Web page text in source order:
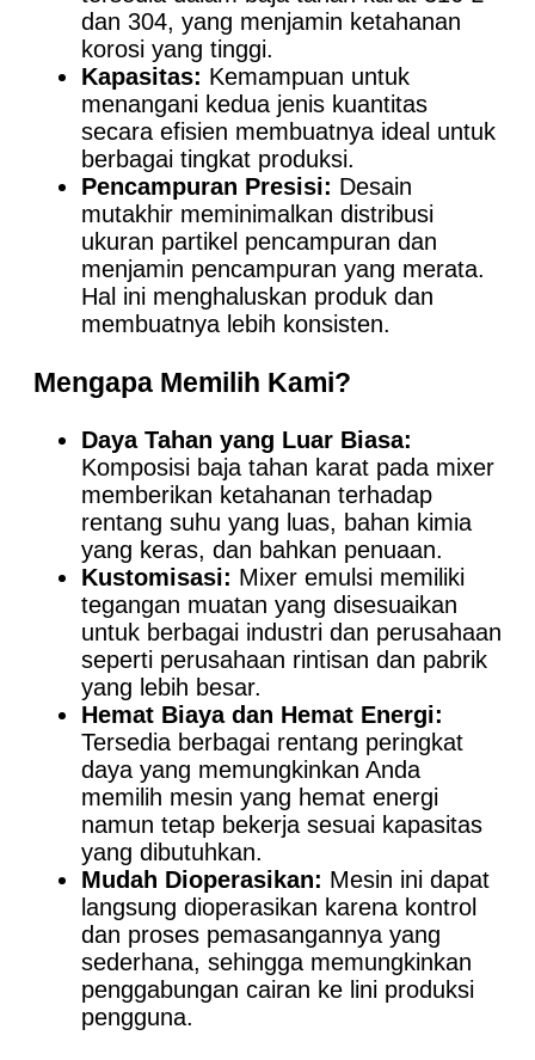
dan 304, yang menjamin ketahanan
korosi yang tinggi.
Kapasitas: Kemampuan untuk
menangani kedua jenis kuantitas
secara efisien membuatnya ideal untuk
berbagai tingkat produksi.
Pencampuran Presisi: Desain
mutakhir meminimalkan distribusi
ukuran partikel pencampuran dan
menjamin pencampuran yang merata.
Hal ini menghaluskan produk dan
membuatnya lebih konsisten.
Mengapa Memilih Kami?
Daya Tahan yang Luar Biasa:
Komposisi baja tahan karat pada mixer
memberikan ketahanan terhadap
rentang suhu yang luas, bahan kimia
yang keras, dan bahkan penuaan.
Kustomisasi: Mixer emulsi memiliki
tegangan muatan yang disesuaikan
untuk berbagai industri dan perusahaan
seperti perusahaan rintisan dan pabrik
yang lebih besar.
Hemat Biaya dan Hemat Energi:
Tersedia berbagai rentang peringkat
daya yang memungkinkan Anda
memilih mesin yang hemat energi
namun tetap bekerja sesuai kapasitas
yang dibutuhkan.
Mudah Dioperasikan: Mesin ini dapat
langsung dioperasikan karena kontrol
dan proses pemasangannya yang
sederhana, sehingga memungkinkan
penggabungan cairan ke lini produksi
pengguna.